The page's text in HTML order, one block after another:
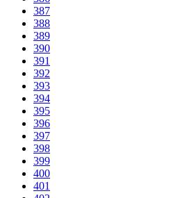
387
388
389
390
391
392
393
394
395
396
397
398
399
400
401